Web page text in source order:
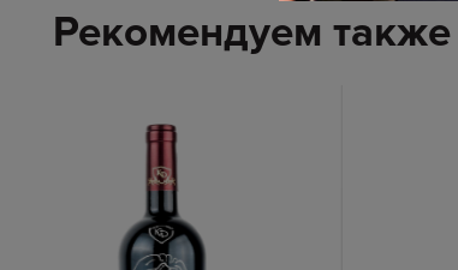
Рекомендуем также